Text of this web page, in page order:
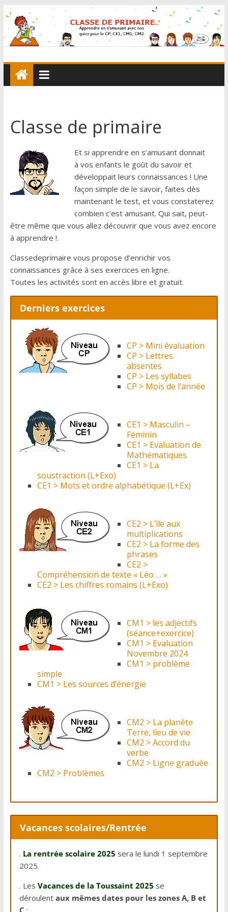
Classe de primaire
Et si apprendre en s’amusant donnait
à vos enfants le goût du savoir et
développait leurs connaissances ! Une
façon simple de le savoir, faites dès
maintenant le test, et vous constaterez
combien c’est amusant. Qui sait, peut-
être même que vous allez découvrir que vous avez encore
à apprendre !.
Classedeprimaire vous propose d’enrichir vos
connaissances grâce à ses exercices en ligne.
Toutes les activités sont en accès libre et gratuit.
Derniers exercices
CP > Mini évaluation
CP > Lettres
absentes
CP > Les syllabes
CP > Mois de l’année
CE1 > Masculin –
Féminin
CE1 > Evaluation de
Mathématiques
CE1 > La
soustraction (L+Exo)
CE1 > Mots et ordre alphabétique (L+Ex)
CE2 > L’île aux
multiplications
CE2 > La forme des
phrases
CE2 >
Compréhension de texte « Léo … »
CE2 > Les chiffres romains (L+Exo)
CM1 > les adjectifs
(séance+exercice)
CM1 > Evaluation
Novembre 2024
CM1 > problème
simple
CM1 > Les sources d’énergie
CM2 > La planète
Terre, lieu de vie
CM2 > Accord du
verbe
CM2 > Ligne graduée
CM2 > Problèmes
Vacances scolaires/Rentrée
. La rentrée scolaire 2025 sera le lundi 1 septembre
2025.
. Les Vacances de la Toussaint 2025 se
déroulent aux mêmes dates pour les zones A, B et
C :